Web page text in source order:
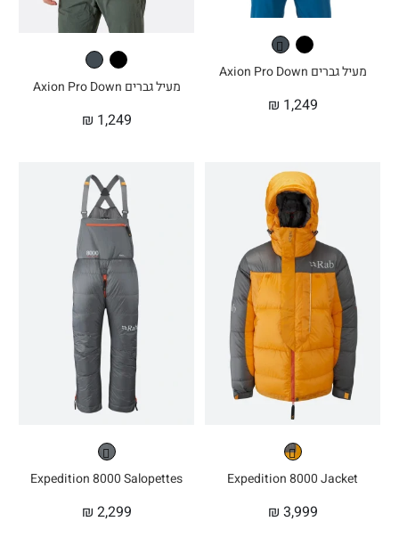
מעיל גברים Axion Pro Down
₪ 1,249
מעיל גברים Axion Pro Down
₪ 1,249
Expedition 8000 Jacket
₪ 3,999
Expedition 8000 Salopettes
₪ 2,299